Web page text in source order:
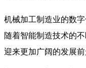
机械加工制造业的数
随着智能制造技术的
迎来更加广阔的发展